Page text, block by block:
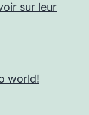
sur leur
world!